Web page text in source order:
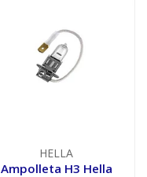
HELLA
Ampolleta H3 Hella